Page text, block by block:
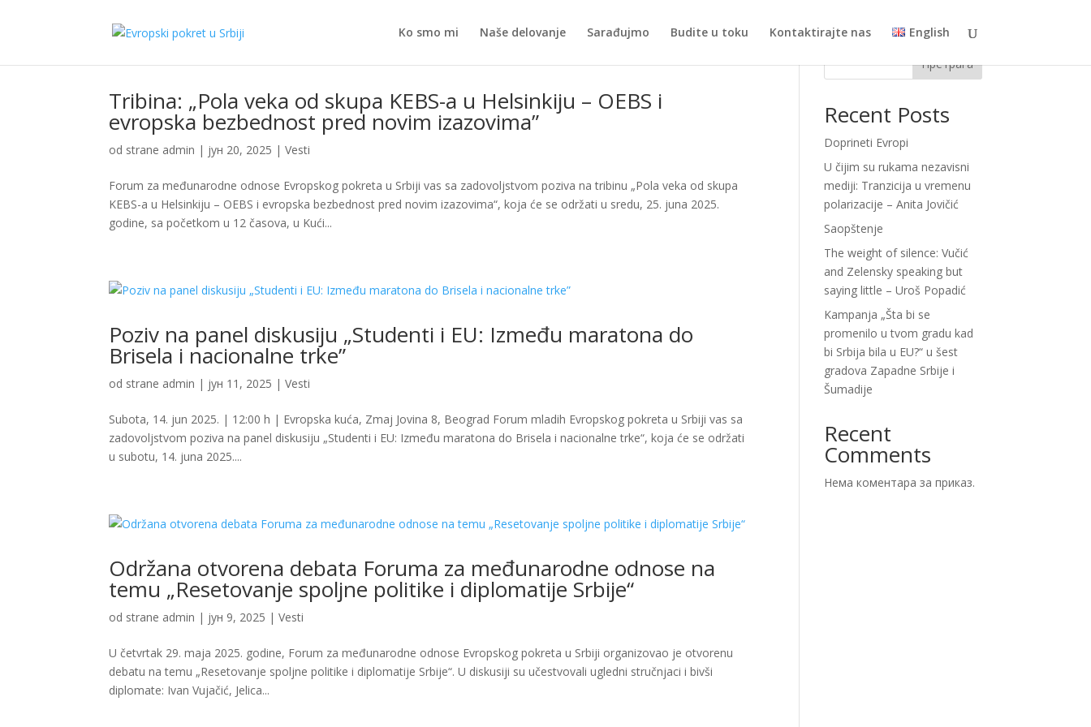
Ko smo mi Naše delovanje Sarađujmo Budite u toku Kontaktirajte nas English
Tribina: „Pola veka od skupa KEBS-a u Helsinkiju – OEBS i
evropska bezbednost pred novim izazovima”
od strane admin | јун 20, 2025 |Vesti
Forum za međunarodne odnose Evropskog pokreta u Srbiji vas sa zadovoljstvom poziva na tribinu „Pola veka od skupa
KEBS-a u Helsinkiju – OEBS i evropska bezbednost pred novim izazovima“, koja će se održati u sredu, 25. juna 2025.
godine, sa početkom u 12 časova, u Kući...
Poziv na panel diskusiju „Studenti i EU: Između maratona do
Brisela i nacionalne trke”
od strane admin | јун 11, 2025 |Vesti
Subota, 14. jun 2025. | 12:00 h | Evropska kuća, Zmaj Jovina 8, Beograd Forum mladih Evropskog pokreta u Srbiji vas sa
zadovoljstvom poziva na panel diskusiju „Studenti i EU: Između maratona do Brisela i nacionalne trke“, koja će se održati
u subotu, 14. juna 2025....
Održana otvorena debata Foruma za međunarodne odnose na
temu „Resetovanje spoljne politike i diplomatije Srbije“
od strane admin | јун 9, 2025 |Vesti
U četvrtak 29. maja 2025. godine, Forum za međunarodne odnose Evropskog pokreta u Srbiji organizovao je otvorenu
debatu na temu „Resetovanje spoljne politike i diplomatije Srbije“. U diskusiji su učestvovali ugledni stručnjaci i bivši
diplomate: Ivan Vujačić, Jelica...
Претрага
Recent Posts
Doprineti Evropi
U čijim su rukama nezavisni
mediji: Tranzicija u vremenu
polarizacije – Anita Jovičić
Saopštenje
The weight of silence: Vučić
and Zelensky speaking but
saying little – Uroš Popadić
Kampanja „Šta bi se
promenilo u tvom gradu kad
bi Srbija bila u EU?“ u šest
gradova Zapadne Srbije i
Šumadije
Recent
Comments
Нема коментара за приказ.